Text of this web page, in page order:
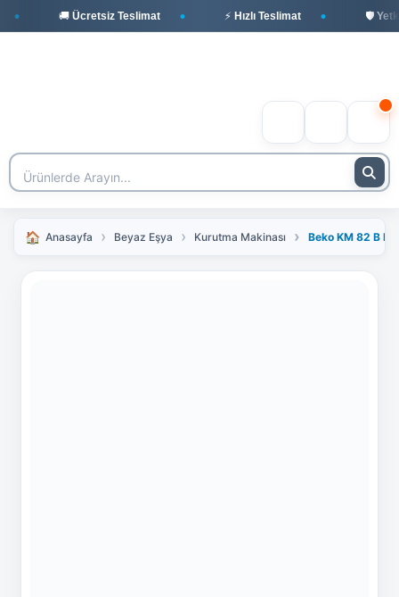
🚚 Ücretsiz Teslimat ⚡ Hızlı Teslimat 🛡️ Yetkili
Anasayfa Beyaz Eşya Kurutma Makinası Beko KM 82 B